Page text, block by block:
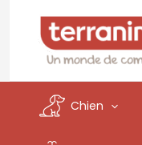
contenu
Chien